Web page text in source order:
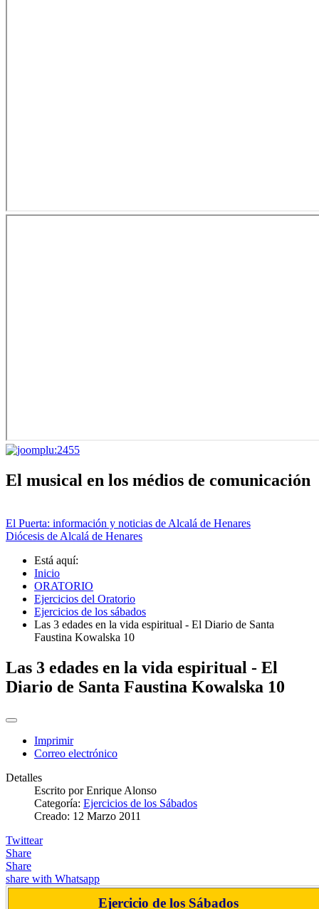
El musical en los médios de comunicación
El Puerta: información y noticias de Alcalá de Henares
Diócesis de Alcalá de Henares
Está aquí:
Inicio
ORATORIO
Ejercicios del Oratorio
Ejercicios de los sábados
Las 3 edades en la vida espiritual - El Diario de Santa
Faustina Kowalska 10
Las 3 edades en la vida espiritual - El
Diario de Santa Faustina Kowalska 10
Imprimir
Correo electrónico
Detalles
Escrito porEnrique Alonso
Categoría: Ejercicios de los Sábados
Creado: 12 Marzo 2011
Twittear
Share
Share
share with Whatsapp
Ejercicio de los Sábados